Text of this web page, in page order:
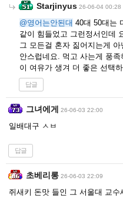
Starjinyus 26-06-04 00:28
@영어는안된대 40대 50대는
같이 힘들었고 그런정서인데
그 모든걸 혼자 짊어지는게 아
안스럽네요. 먹고 사는게 풍
이 여유가 생겨 더 좋은 선택
답글
그녀에게 26-06-03 22:00
일배대구 ㅅㅂ
답글
초베리롱 26-06-03 22:09
쥐새키 돈맛 들인 그 서울대 교